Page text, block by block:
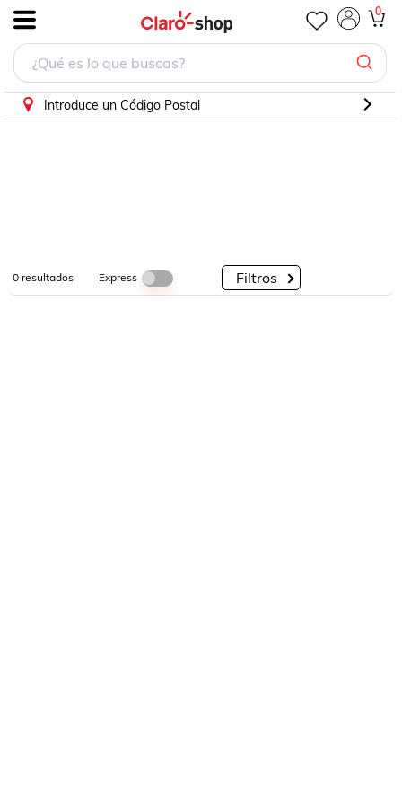
0
Introduce un Código Postal
0resultados Express Filtros
PorCategorías
PorMarcas
PorDescuento